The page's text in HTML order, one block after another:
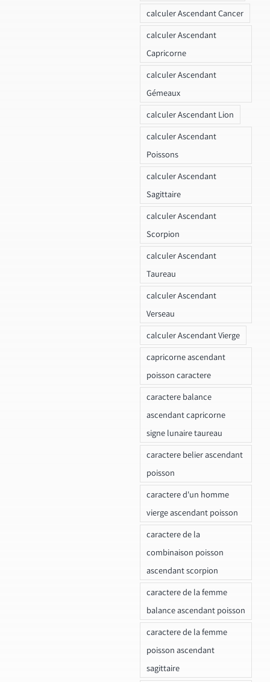
calculer Ascendant Cancer
calculer Ascendant
Capricorne
calculer Ascendant
Gémeaux
calculer Ascendant Lion
calculer Ascendant
Poissons
calculer Ascendant
Sagittaire
calculer Ascendant
Scorpion
calculer Ascendant
Taureau
calculer Ascendant
Verseau
calculer Ascendant Vierge
capricorne ascendant
poisson caractere
caractere balance
ascendant capricorne
signe lunaire taureau
caractere belier ascendant
poisson
caractere d'un homme
vierge ascendant poisson
caractere de la
combinaison poisson
ascendant scorpion
caractere de la femme
balance ascendant poisson
caractere de la femme
poisson ascendant
sagittaire